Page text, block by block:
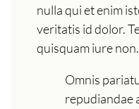
nulla qui et enim
veritatis id dolor.
quisquam iure non.
Omnis
repudiandae